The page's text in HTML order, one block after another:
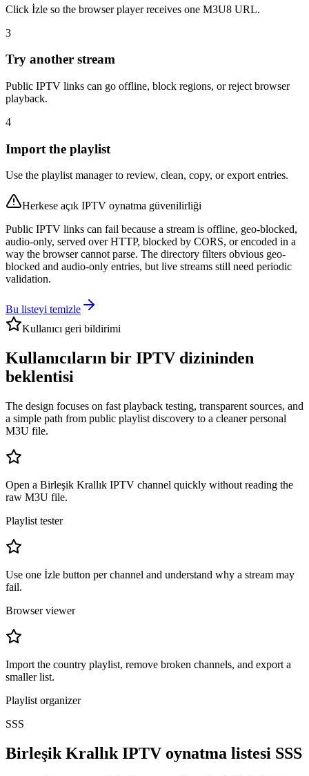
Click İzle so the browser player receives one M3U8 URL.
3
Try another stream
Public IPTV links can go offline, block regions, or reject browser
playback.
4
Import the playlist
Use the playlist manager to review, clean, copy, or export entries.
Herkese açık IPTV oynatma güvenilirliği
Public IPTV links can fail because a stream is offline, geo-blocked,
audio-only, served over HTTP, blocked by CORS, or encoded in a
way the browser cannot parse. The directory filters obvious geo-
blocked and audio-only entries, but live streams still need periodic
validation.
Bu listeyi temizle
Kullanıcı geri bildirimi
Kullanıcıların bir IPTV dizininden
beklentisi
The design focuses on fast playback testing, transparent sources, and
a simple path from public playlist discovery to a cleaner personal
M3U file.
Open a Birleşik Krallık IPTV channel quickly without reading the
raw M3U file.
Playlist tester
Use one İzle button per channel and understand why a stream may
fail.
Browser viewer
Import the country playlist, remove broken channels, and export a
smaller list.
Playlist organizer
SSS
Birleşik Krallık IPTV oynatma listesi SSS